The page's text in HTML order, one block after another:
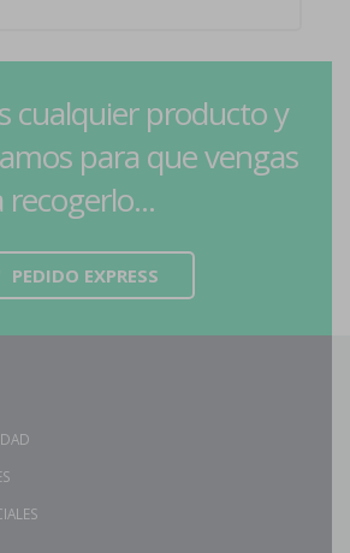
cualquier producto y
para que vengas
recogerlo...
PEDIDO EXPRESS